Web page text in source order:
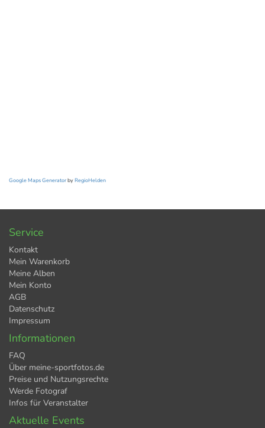
Google Maps GeneratorbyRegioHelden
Service
Kontakt
Mein Warenkorb
Meine Alben
Mein Konto
AGB
Datenschutz
Impressum
Informationen
FAQ
Über meine-sportfotos.de
Preise und Nutzungsrechte
Werde Fotograf
Infos für Veranstalter
Aktuelle Events